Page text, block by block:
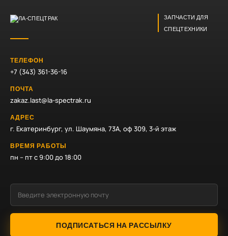
ЗАПЧАСТИ ДЛЯ
СПЕЦТЕХНИКИ
ТЕЛЕФОН
+7 (343) 361-36-16
ПОЧТА
zakaz.last@la-spectrak.ru
АДРЕС
г. Екатеринбург, ул. Шаумяна, 73А, оф 309, 3-й этаж
ВРЕМЯ РАБОТЫ
пн – пт с 9:00 до 18:00
ПОДПИСАТЬСЯ НА РАССЫЛКУ